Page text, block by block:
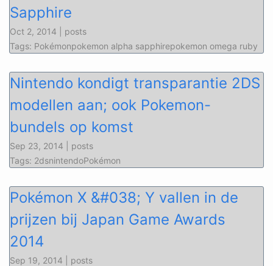
Sapphire
Oct 2, 2014 | posts
Tags: Pokémonpokemon alpha sapphirepokemon omega ruby
Nintendo kondigt transparantie 2DS
modellen aan; ook Pokemon-
bundels op komst
Sep 23, 2014 | posts
Tags: 2dsnintendoPokémon
Pokémon X &#038; Y vallen in de
prijzen bij Japan Game Awards
2014
Sep 19, 2014 | posts